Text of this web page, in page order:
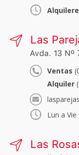
Las
Avda. 13 Nº
Ventas
Alquiler
Lun a
Las